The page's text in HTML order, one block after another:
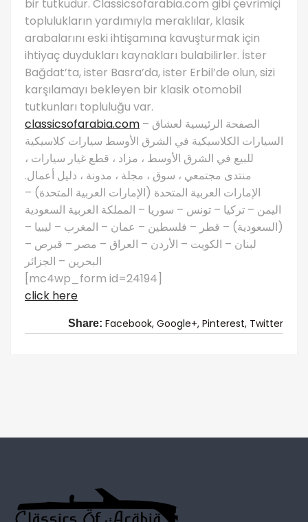
bir tutkudur. Classicsofarabia.com gibi çevrimiçi
toplulukların yardımıyla meraklılar, klasik
arabalarını eski ihtişamına kavuşturmak için
ihtiyaç duydukları kaynakları bulabilirler. İster
Bağdat’ta, ister Basra’da, ister Erbil’de olun, sizi
karşılamayı bekleyen bir klasik otomobil
tutkunları topluluğu var.
classicsofarabia.com – الصفحة الرئيسية لعشاق
السيارات الكلاسيكية في الشرق الأوسط سيارات كلاسيكية
للبيع في الشرق الأوسط ، مزاد ، قطع غيار سيارات ،
منتدى مجتمعي ، سوق ، مجلة ، مدونة ، دليل أعمال.
الإمارات العربية المتحدة (الإمارات العربية المتحدة) –
اليمن – تركيا – تونس – سوريا – المملكة العربية السعودية
(السعودية) – قطر – فلسطين – عمان – المغرب – ليبيا –
لبنان – الكويت – الأردن – العراق – مصر – قبرص –
البحرين – الجزائر
[mc4wp_form id=24194]
click here
Share: Facebook, Google+, Pinterest, Twitter